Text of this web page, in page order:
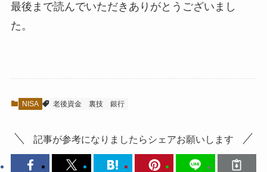
最後まで読んでいただきありがとうございまし
た。
NISA 老後資金 裏技 銀行
記事が参考になりましたらシェアお願いします